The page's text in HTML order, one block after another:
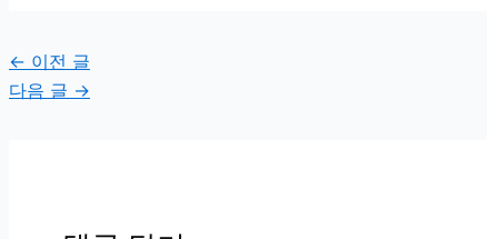
← 이전 글
다음 글 →